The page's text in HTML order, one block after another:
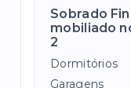
Sobrado
mobiliado
2
Dormitórios
Garagens